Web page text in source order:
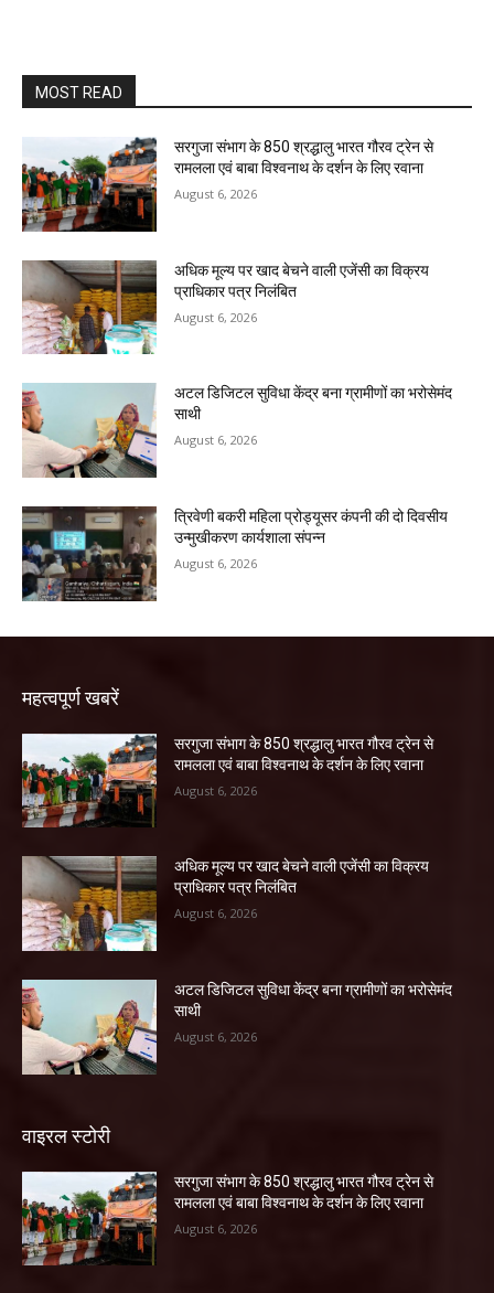
MOST READ
सरगुजा संभाग के 850 श्रद्धालु भारत गौरव ट्रेन से
रामलला एवं बाबा विश्वनाथ के दर्शन के लिए रवाना
August 6, 2026
अधिक मूल्य पर खाद बेचने वाली एजेंसी का विक्रय
प्राधिकार पत्र निलंबित
August 6, 2026
अटल डिजिटल सुविधा केंद्र बना ग्रामीणों का भरोसेमंद
साथी
August 6, 2026
त्रिवेणी बकरी महिला प्रोड्यूसर कंपनी की दो दिवसीय
उन्मुखीकरण कार्यशाला संपन्न
August 6, 2026
महत्वपूर्ण खबरें
सरगुजा संभाग के 850 श्रद्धालु भारत गौरव ट्रेन से
रामलला एवं बाबा विश्वनाथ के दर्शन के लिए रवाना
August 6, 2026
अधिक मूल्य पर खाद बेचने वाली एजेंसी का विक्रय
प्राधिकार पत्र निलंबित
August 6, 2026
अटल डिजिटल सुविधा केंद्र बना ग्रामीणों का भरोसेमंद
साथी
August 6, 2026
वाइरल स्टोरी
सरगुजा संभाग के 850 श्रद्धालु भारत गौरव ट्रेन से
रामलला एवं बाबा विश्वनाथ के दर्शन के लिए रवाना
August 6, 2026